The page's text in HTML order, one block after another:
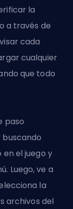
la
a través de
cada
cualquier
que todo
paso
el juego y
Luego, ve a
la
archivos del